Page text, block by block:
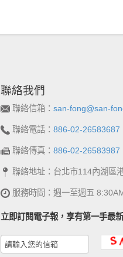
聯絡我們
聯絡信箱：san-fong@san-
聯絡電話：886-02-26583687
聯絡傳真：886-02-26583987
聯絡地址：台北市114內湖
服務時間：週一至週五
立即訂閱電子報，享有第一手最